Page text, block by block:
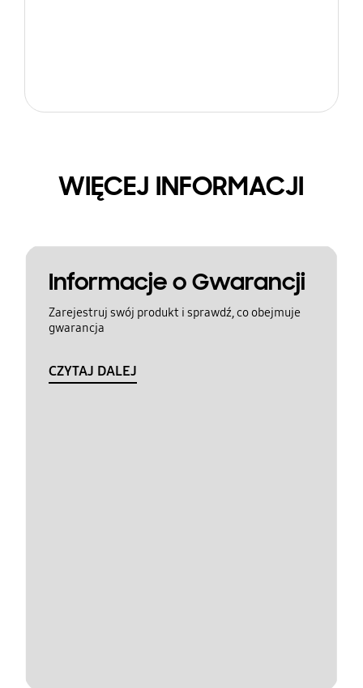
WIĘCEJ INFORMACJI
Informacje o Gwarancji
Zarejestruj swój produkt i sprawdź, co obejmuje
gwarancja
CZYTAJ DALEJ